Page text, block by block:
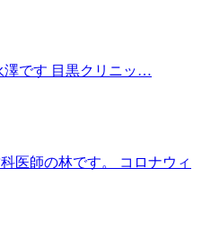
澤です 目黒クリニッ…
医師の林です。 コロナウィ